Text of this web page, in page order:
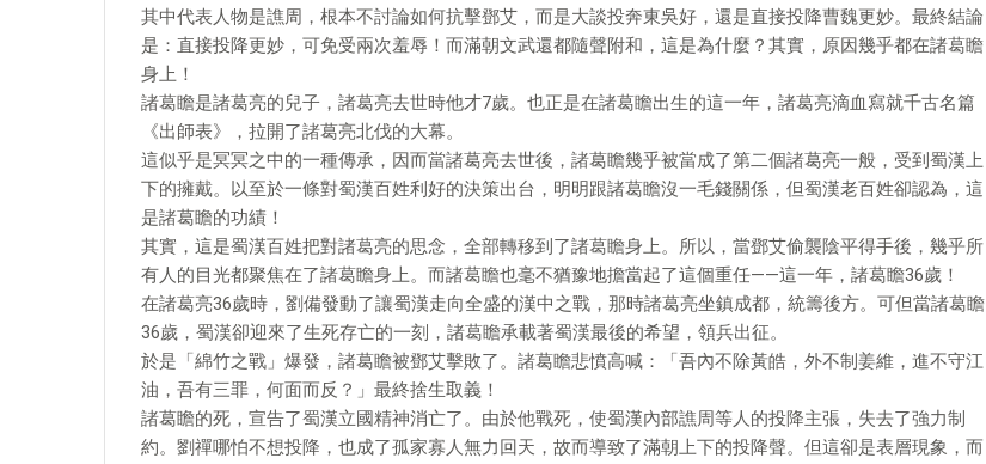
其中代表人物是譙周，根本不討論如何抗擊鄧艾，而是大談投奔東吳好，還是直接投降曹魏更妙。最終結論
是：直接投降更妙，可免受兩次羞辱！而滿朝文武還都隨聲附和，這是為什麼？其實，原因幾乎都在諸葛瞻
身上！
諸葛瞻是諸葛亮的兒子，諸葛亮去世時他才7歲。也正是在諸葛瞻出生的這一年，諸葛亮滴血寫就千古名篇
《出師表》，拉開了諸葛亮北伐的大幕。
這似乎是冥冥之中的一種傳承，因而當諸葛亮去世後，諸葛瞻幾乎被當成了第二個諸葛亮一般，受到蜀漢上
下的擁戴。以至於一條對蜀漢百姓利好的決策出台，明明跟諸葛瞻沒一毛錢關係，但蜀漢老百姓卻認為，這
是諸葛瞻的功績！
其實，這是蜀漢百姓把對諸葛亮的思念，全部轉移到了諸葛瞻身上。所以，當鄧艾偷襲陰平得手後，幾乎所
有人的目光都聚焦在了諸葛瞻身上。而諸葛瞻也毫不猶豫地擔當起了這個重任——這一年，諸葛瞻36歲！
在諸葛亮36歲時，劉備發動了讓蜀漢走向全盛的漢中之戰，那時諸葛亮坐鎮成都，統籌後方。可但當諸葛瞻
36歲，蜀漢卻迎來了生死存亡的一刻，諸葛瞻承載著蜀漢最後的希望，領兵出征。
於是「綿竹之戰」爆發，諸葛瞻被鄧艾擊敗了。諸葛瞻悲憤高喊：「吾內不除黃皓，外不制姜維，進不守江
油，吾有三罪，何面而反？」最終捨生取義！
諸葛瞻的死，宣告了蜀漢立國精神消亡了。由於他戰死，使蜀漢內部譙周等人的投降主張，失去了強力制
約。劉禪哪怕不想投降，也成了孤家寡人無力回天，故而導致了滿朝上下的投降聲。但這卻是表層現象，而